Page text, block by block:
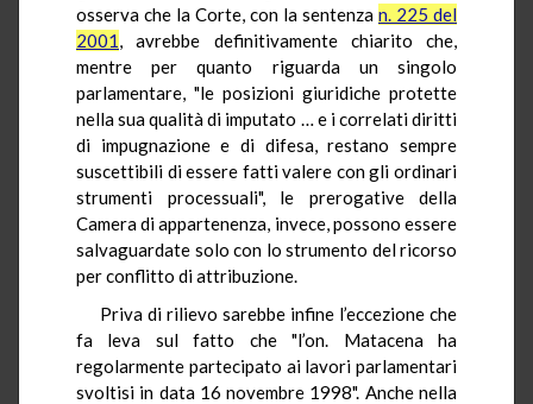
osserva che la Corte, con la sentenza n. 225 del
2001, avrebbe definitivamente chiarito che,
mentre per quanto riguarda un singolo
parlamentare, "le posizioni giuridiche protette
nella sua qualità di imputato … e i correlati diritti
di impugnazione e di difesa, restano sempre
suscettibili di essere fatti valere con gli ordinari
strumenti processuali", le prerogative della
Camera di appartenenza, invece, possono essere
salvaguardate solo con lo strumento del ricorso
per conflitto di attribuzione.
Priva di rilievo sarebbe infine l’eccezione che
fa leva sul fatto che "l’on. Matacena ha
regolarmente partecipato ai lavori parlamentari
svoltisi in data 16 novembre 1998". Anche nella